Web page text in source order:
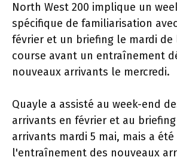
North West 200 implique un
spécifique de familiarisation
février et un briefing le mardi de
course avant un entraînement
nouveaux arrivants le mercredi.
Quayle a assisté au week-end
arrivants en février et au
arrivants mardi 5 mai, mais a
l'entraînement des nouveaux